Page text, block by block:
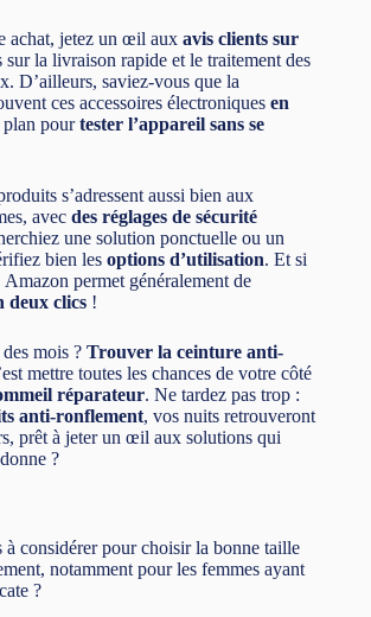
achat, jetez un œil aux avis clients sur
sur la livraison rapide et le traitement des
D’ailleurs, saviez-vous que la
ces accessoires électroniques en
pourtester l’appareil sans se
s’adressent aussi bien aux
avec des réglages de sécurité
une solution ponctuelle ou un
bien les options d’utilisation. Et si
permet généralement de
deux clics !
mois ? Trouver la ceinture anti-
mettre toutes les chances de votre côté
réparateur. Ne tardez pas trop :
anti-ronflement, vos nuits retrouveront
prêt à jeter un œil aux solutions qui
?
à considérer pour choisir la bonne taille
notamment pour les femmes ayant
?